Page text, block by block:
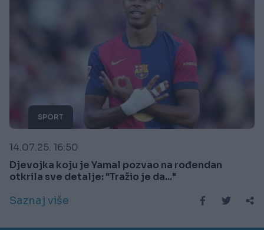
SPORT
14.07.25. 16:50
Djevojka koju je Yamal pozvao na rođendan
otkrila sve detalje: "Tražio je da..."
Saznaj više